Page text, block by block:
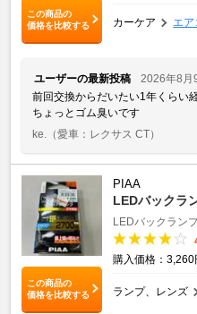
この商品の
価格を比較する
カーケア エア
ユーザーの最新投稿
2026年8月
前回交換からだいたい1年くらい
ちょっとゴム臭いです
ke.
（愛車：レクサス CT）
この商品の
価格を比較する
PIAA
LEDバックラ
LEDバックラン
購入価格：3,260
ランプ、レンズ